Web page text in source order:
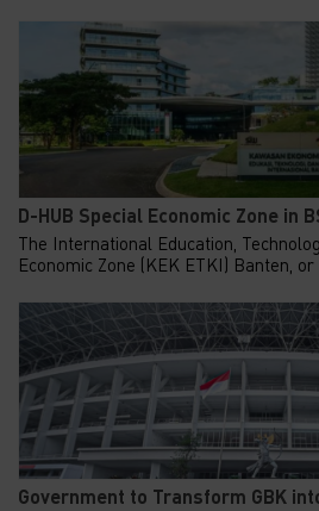
D-HUB Special Economic Zone in
The International Education,
Economic Zone (KEK ETKI) Banten, or
Government to Transform GBK